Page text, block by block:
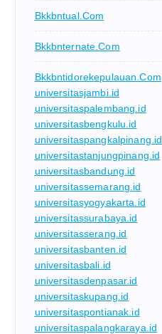
Bkkbntual.com
Bkkbnternate.com
Bkkbntidorekepulauan.com
universitasjambi.id
universitaspalembang.id
universitasbengkulu.id
universitaspangkalpinang.id
universitastanjungpinang.id
universitasbandung.id
universitassemarang.id
universitasyogyakarta.id
universitassurabaya.id
universitasserang.id
universitasbanten.id
universitasbali.id
universitasdenpasar.id
universitaskupang.id
universitaspontianak.id
universitaspalangkaraya.id